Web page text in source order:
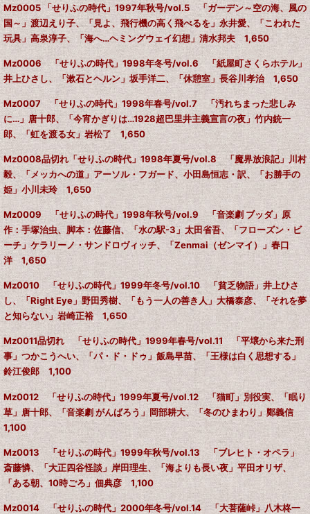
Mz0005 「せりふの時代」1997年秋号/vol.5 「ガーデン～空の海、風の
国～」渡辺えり子、「見よ、飛行機の高く飛べるを」永井愛、「こわれた
玩具」高泉淳子、「海へ…ヘミングウェイ幻想」清水邦夫 1,650
Mz0006 「せりふの時代」1998年冬号/vol.6 「紙屋町さくらホテル」
井上ひさし、「漱石とヘルン」坂手洋二、「休憩室」長谷川孝治 1,650
Mz0007 「せりふの時代」1998年春号/vol.7 「汚れちまった悲しみ
に…」唐十郎、「今宵かぎりは…1928超巴里井主義宣言の夜」竹内銃一
郎、「虹を渡る女」岩松了 1,650
Mz0008品切れ「せりふの時代」1998年夏号/vol.8 「魔界放浪記」川村
毅、「メッカへの道」アーソル・フガード、小田島恒志・訳、「お勝手の
姫」小川未玲 1,650
Mz0009 「せりふの時代」1998年秋号/vol.9 「音楽劇 ブッダ」原
作：手塚治虫、脚本：佐藤信、「水の駅-3」太田省吾、「フローズン・ビ
ーチ」ケラリーノ・サンドロヴィッチ、「Zenmai（ゼンマイ）」春口
洋 1,650
Mz0010 「せりふの時代」1999年冬号/vol.10 「貧乏物語」井上ひさ
し、「Right Eye」野田秀樹、「もう一人の善き人」大橋泰彦、「それを夢
と知らない」岩崎正裕 1,650
Mz0011品切れ 「せりふの時代」1999年春号/vol.11 「平壌から来た刑
事」つかこうへい、「パ・ド・ドゥ」飯島早苗、「王様は白く思想する」
鈴江俊郎 1,100
Mz0012 「せりふの時代」1999年夏号/vol.12 「猫町」別役実、「眠り
草」唐十郎、「音楽劇 がんばろう」岡部耕大、「冬のひまわり」鄭義信
1,100
Mz0013 「せりふの時代」1999年秋号/vol.13 「ブレヒト・オペラ」
斎藤憐、「大正四谷怪談」岸田理生、「海よりも長い夜」平田オリザ、
「ある朝、10時ごろ」佃典彦 1,100
Mz0014 「せりふの時代」2000年冬号/vol.14 「大菩薩峠」八木柊一